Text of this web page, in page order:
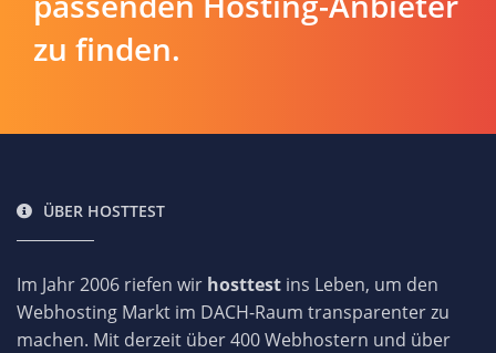
zu finden.
ÜBER HOSTTEST
Im Jahr 2006 riefen wir hosttest ins Leben, um den
Webhosting Markt im DACH-Raum transparenter zu
machen. Mit derzeit über 400 Webhostern und über